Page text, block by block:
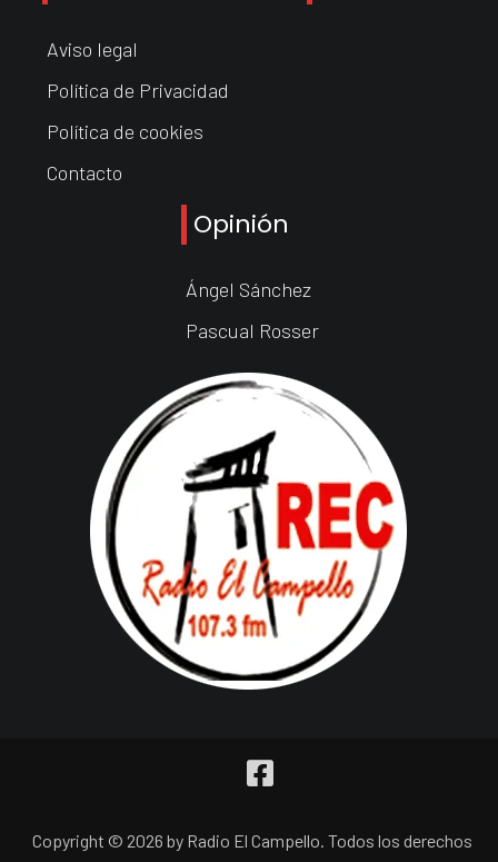
Aviso legal
Política de Privacidad
Política de cookies
Contacto
Opinión
Ángel Sánchez
Pascual Rosser
Copyright © 2026 by Radio El Campello. Todos los derechos